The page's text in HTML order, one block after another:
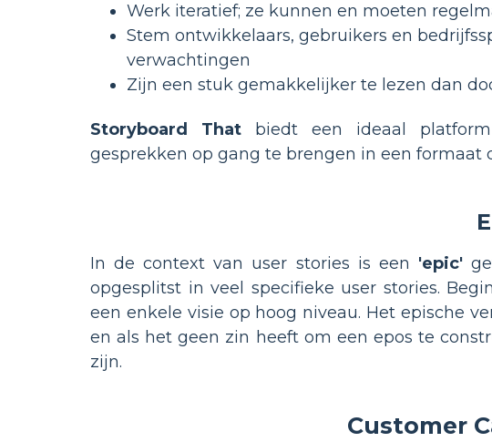
Werk iteratief; ze kunnen en moeten
Stem ontwikkelaars, gebruikers en
verwachtingen
Zijn een stuk gemakkelijker te lezen dan
Storyboard That biedt een ideaal
gesprekken op gang te brengen in een
In de context van user stories is een 'epic'
opgesplitst in veel specifieke user stories.
een enkele visie op hoog niveau. Het epische
en als het geen zin heeft om een epos te
zijn.
Customer